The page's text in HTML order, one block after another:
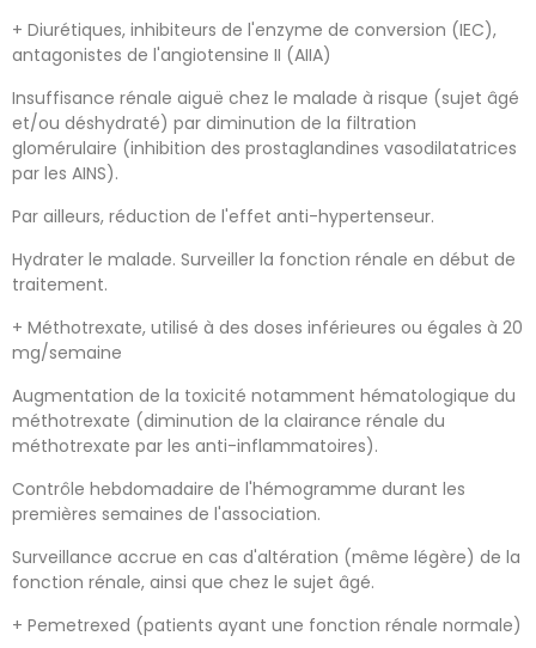
+ Diurétiques, inhibiteurs de l'enzyme de conversion (IEC),
antagonistes de l'angiotensine II (AIIA)
Insuffisance rénale aiguë chez le malade à risque (sujet âgé
et/ou déshydraté) par diminution de la filtration
glomérulaire (inhibition des prostaglandines vasodilatatrices
par les AINS).
Par ailleurs, réduction de l'effet anti-hypertenseur.
Hydrater le malade. Surveiller la fonction rénale en début de
traitement.
+ Méthotrexate, utilisé à des doses inférieures ou égales à 20
mg/semaine
Augmentation de la toxicité notamment hématologique du
méthotrexate (diminution de la clairance rénale du
méthotrexate par les anti-inflammatoires).
Contrôle hebdomadaire de l'hémogramme durant les
premières semaines de l'association.
Surveillance accrue en cas d'altération (même légère) de la
fonction rénale, ainsi que chez le sujet âgé.
+ Pemetrexed (patients ayant une fonction rénale normale)